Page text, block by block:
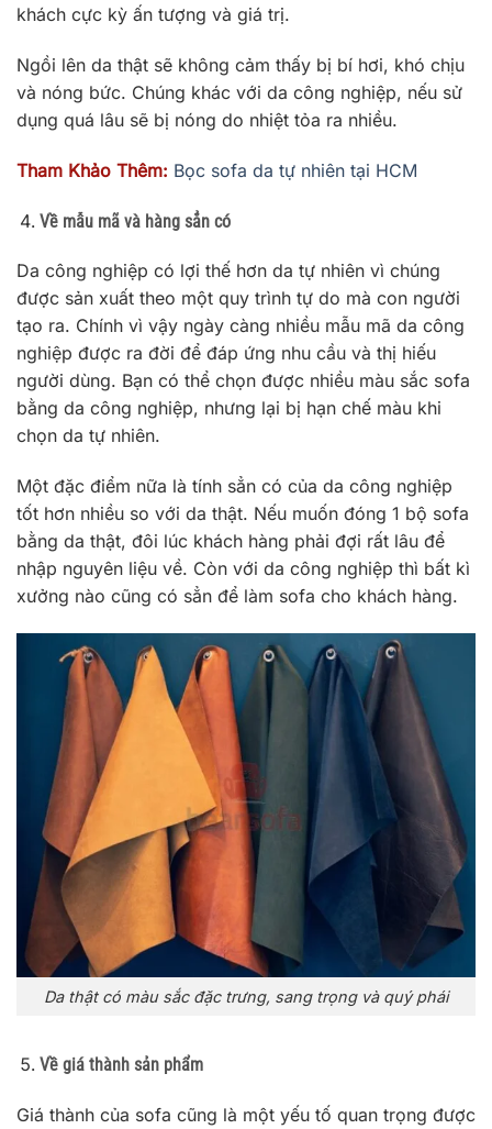
khách cực kỳ ấn tượng và giá trị.
Ngồi lên da thật sẽ không cảm thấy bị bí hơi, khó chịu
và nóng bức. Chúng khác với da công nghiệp, nếu sử
dụng quá lâu sẽ bị nóng do nhiệt tỏa ra nhiều.
Tham Khảo Thêm: Bọc sofa da tự nhiên tại HCM
Về mẫu mã và hàng sẳn có
Da công nghiệp có lợi thế hơn da tự nhiên vì chúng
được sản xuất theo một quy trình tự do mà con người
tạo ra. Chính vì vậy ngày càng nhiều mẫu mã da công
nghiệp được ra đời để đáp ứng nhu cầu và thị hiếu
người dùng. Bạn có thể chọn được nhiều màu sắc sofa
bằng da công nghiệp, nhưng lại bị hạn chế màu khi
chọn da tự nhiên.
Một đặc điểm nữa là tính sẳn có của da công nghiệp
tốt hơn nhiều so với da thật. Nếu muốn đóng 1 bộ sofa
bằng da thật, đôi lúc khách hàng phải đợi rất lâu để
nhập nguyên liệu về. Còn với da công nghiệp thì bất kì
xưởng nào cũng có sẳn để làm sofa cho khách hàng.
Da thật có màu sắc đặc trưng, sang trọng và quý phái
Về giá thành sản phẩm
Giá thành của sofa cũng là một yếu tố quan trọng được